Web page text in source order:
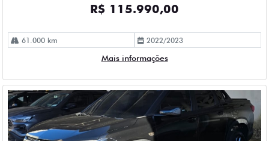
Mais informações
Compartilhe